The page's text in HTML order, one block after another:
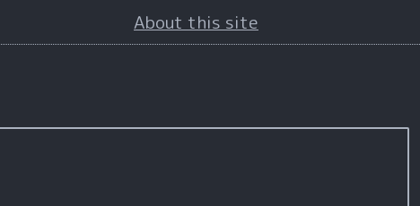
About this site